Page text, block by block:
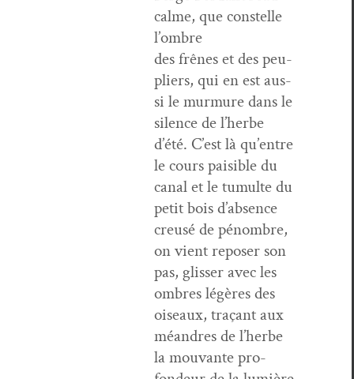
calme, que con­stelle
l’ombre
des frênes et des peu­
pli­ers, qui en est aus­
si le mur­mure dans le
silence de l’herbe
d’été. C’est là qu’en­tre
le cours pais­i­ble du
canal et le tumulte du
petit bois d’absence
creusé de pénom­bre,
on vient repos­er son
pas, gliss­er avec les
ombres légères des
oiseaux, traçant aux
méan­dres de l’herbe
la mou­vante pro­